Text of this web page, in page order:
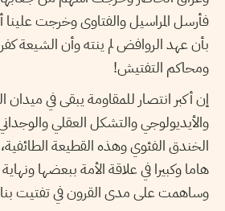
فأرسل المراسيل والفتاوى وخرجت علينا
بأن عهد الروافض لم ينته وأن الشيعة
ومحاكم التفتيش!
إن أكبر انتصار للمقاومة يبقى في ميدان
والأيديولوجي والتشكل العقلي
الخندق الفئوي وهذه القطيعة
هاما وكبيرا في علاقة الأمة ببعضها
وساهمت على مدى القرون في تفتيت